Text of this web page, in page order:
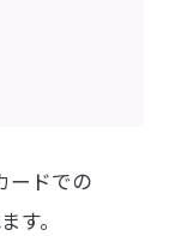
ードでの
す。